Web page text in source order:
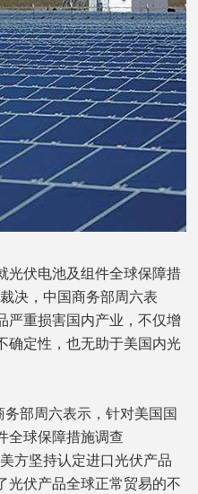
伏电池及组件全球保障措
决，中国商务部周六表
严重损害国内产业，不仅增
确定性，也无助于美国内光
部周六表示，针对美国国
全球保障措施调查
方坚持认定进口光伏产品
光伏产品全球正常贸易的不